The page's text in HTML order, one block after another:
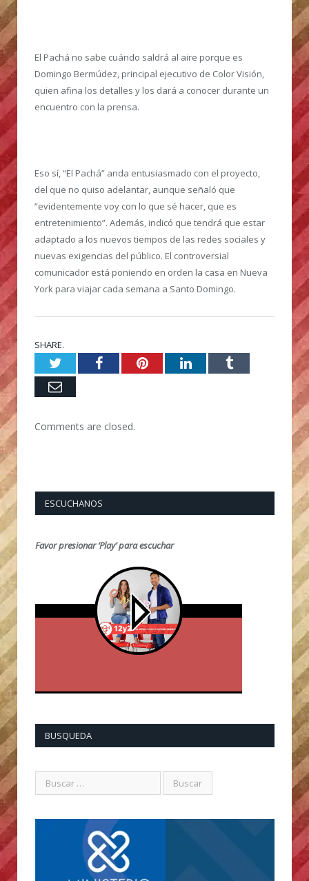
El Pachá no sabe cuándo saldrá al aire porque es
Domingo Bermúdez, principal ejecutivo de Color Visión,
quien afina los detalles y los dará a conocer durante un
encuentro con la prensa.
Eso sí, “El Pachá” anda entusiasmado con el proyecto,
del que no quiso adelantar, aunque señaló que
“evidentemente voy con lo que sé hacer, que es
entretenimiento”. Además, indicó que tendrá que estar
adaptado a los nuevos tiempos de las redes sociales y
nuevas exigencias del público. El controversial
comunicador está poniendo en orden la casa en Nueva
York para viajar cada semana a Santo Domingo.
SHARE.
TwitterFacebookPinterestLinkedInTumblr
Email
Comments are closed.
ESCUCHANOS
Favor presionar ‘Play’ para escuchar
BUSQUEDA